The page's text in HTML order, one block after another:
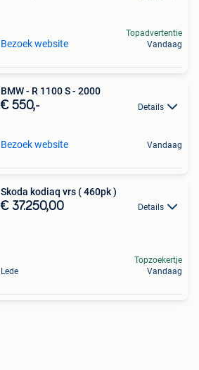
Bezoek website
Topadvertentie
Vandaag
BMW - R 1100 S - 2000
€ 550,- Details
Bezoek website Vandaag
Skoda kodiaq vrs ( 460pk )
€ 37.250,00 Details
Lede
Topzoekertje
Vandaag